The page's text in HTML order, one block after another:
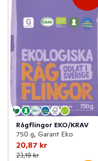
Rågflingor EKO/KRAV
750 g, Garant Eko
20,87 kr
23,19 kr